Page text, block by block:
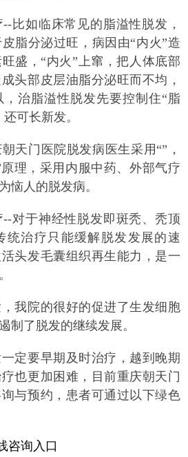
如临床常见的脂溢性脱发，
脂分泌过旺，病因由“内火”造
盛，“内火”上窜，把人体底部
头部皮层油脂分泌旺而不均，
治脂溢性脱发先要控制住“脂
可长新发。
门医院脱发病医生采用“”，
理，采用内服中药、外部气疗
恼人的脱发病。
于神经性脱发即斑秃、秃顶
统治疗只能缓解脱发发展的速
头发毛囊组织再生能力，是一
院的很好的促进了生发细胞
制了脱发的继续发展。
要早期及时治疗，越到晚期
也更加困难，目前重庆朝天门
与预约，患者可通过以下绿色
咨询入口